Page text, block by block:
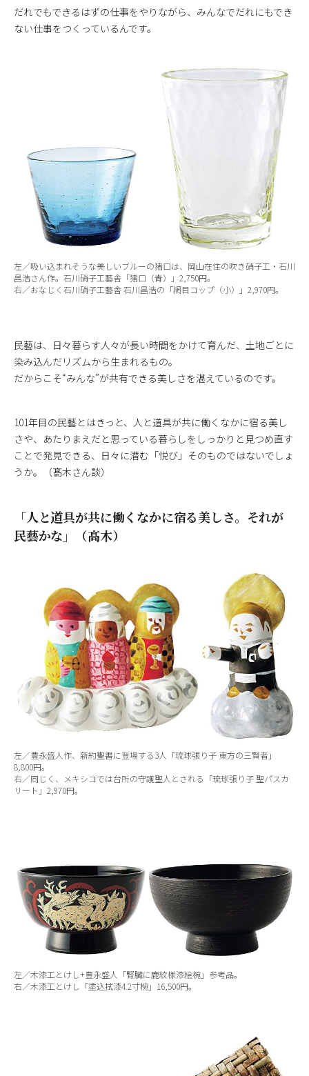
だれでもできるはずの仕事をやりながら、みんなでだれにもでき
ない仕事をつくっているんです。
左／吸い込まれそうな美しいブルーの猪口は、岡山在住の吹き硝子工・石川
昌浩さん作。石川硝子工藝舎「猪口（青）」2,750円。
右／おなじく石川硝子工藝舎 石川昌浩の「網目コップ（小）」2,970円。
民藝は、日々暮らす人々が長い時間をかけて育んだ、土地ごとに
染み込んだリズムから生まれるもの。
だからこそ“みんな”が共有できる美しさを湛えているのです。
101年目の民藝とはきっと、人と道具が共に働くなかに宿る美し
さや、あたりまえだと思っている暮らしをしっかりと見つめ直す
ことで発見できる、日々に潜む「悦び」そのものではないでしょ
うか。（髙木さん談）
「人と道具が共に働くなかに宿る美しさ。それが
民藝かな」（髙木）
左／豊永盛人作、新約聖書に登場する3人「琉球張り子 東方の三賢者」
8,800円。
右／同じく、メキシコでは台所の守護聖人とされる「琉球張り子 聖パスカ
リート」2,970円。
左／木漆工とけし+豊永盛人「腎臓に鹿紋様漆絵椀」参考品。
右／木漆工とけし「塗込拭漆4.2寸椀」16,500円。